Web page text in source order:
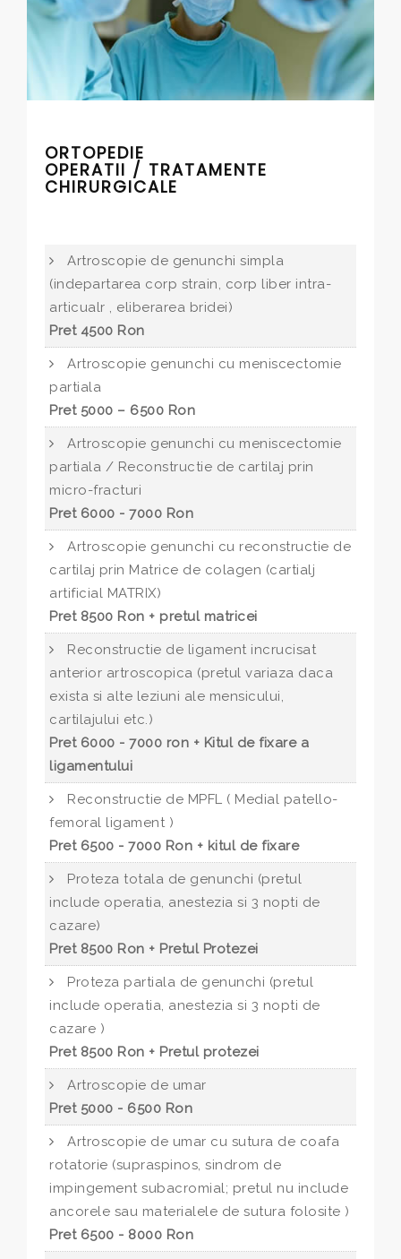
ORTOPEDIE
OPERATII / TRATAMENTE
CHIRURGICALE
Artroscopie de genunchi simpla
(indepartarea corp strain, corp liber intra-
articualr , eliberarea bridei)
Pret 4500 Ron
Artroscopie genunchi cu meniscectomie
partiala
Pret 5000 – 6500 Ron
Artroscopie genunchi cu meniscectomie
partiala / Reconstructie de cartilaj prin
micro-fracturi
Pret 6000 - 7000 Ron
Artroscopie genunchi cu reconstructie de
cartilaj prin Matrice de colagen (cartialj
artificial MATRIX)
Pret 8500 Ron + pretul matricei
Reconstructie de ligament incrucisat
anterior artroscopica (pretul variaza daca
exista si alte leziuni ale mensicului,
cartilajului etc.)
Pret 6000 - 7000 ron + Kitul de fixare a
ligamentului
Reconstructie de MPFL ( Medial patello-
femoral ligament )
Pret 6500 - 7000 Ron + kitul de fixare
Proteza totala de genunchi (pretul
include operatia, anestezia si 3 nopti de
cazare)
Pret 8500 Ron + Pretul Protezei
Proteza partiala de genunchi (pretul
include operatia, anestezia si 3 nopti de
cazare )
Pret 8500 Ron + Pretul protezei
Artroscopie de umar
Pret 5000 - 6500 Ron
Artroscopie de umar cu sutura de coafa
rotatorie (supraspinos, sindrom de
impingement subacromial; pretul nu include
ancorele sau materialele de sutura folosite )
Pret 6500 - 8000 Ron